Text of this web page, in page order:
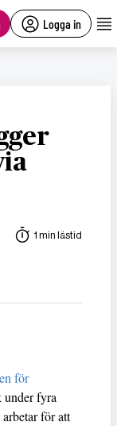
Logga in
1 min lästid
för
fyra
för att